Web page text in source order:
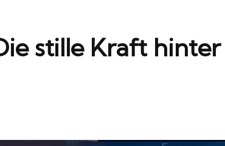
stille Kraft hinter